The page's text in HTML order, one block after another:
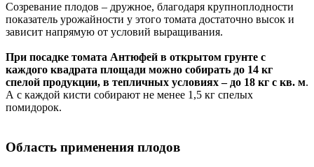
Созревание плодов – дружное, благодаря крупноплодности
показатель урожайности у этого томата достаточно высок и
зависит напрямую от условий выращивания.
При посадке томата Антюфей в открытом грунте с
каждого квадрата площади можно собирать до 14 кг
спелой продукции, в тепличных условиях – до 18 кг с кв. м.
А с каждой кисти собирают не менее 1,5 кг спелых
помидорок.
Область применения плодов